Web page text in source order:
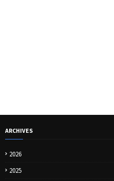
ARCHIVES
2026
2025